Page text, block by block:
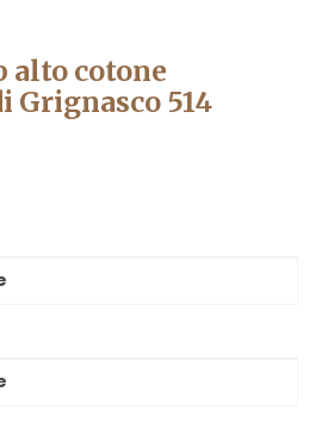
alto cotone
514